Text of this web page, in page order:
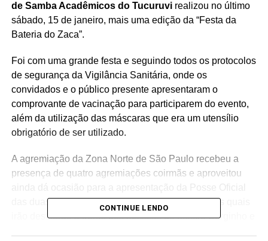
de Samba Acadêmicos do Tucuruvirealizou no último
sábado, 15 de janeiro, mais uma edição da “Festa da
Bateria do Zaca”.
Foi com uma grande festa e seguindo todos os protocolos
de segurança da Vigilância Sanitária, onde os
convidados e o público presente apresentaram o
comprovante de vacinação para participarem do evento,
além da utilização das máscaras que era um utensílio
obrigatório de ser utilizado.
A agremiação da Zona Norte de São Paulo recebeu a
presença de quatro agremiações coirmãs e aproveitou
das duas novas integrantes da corte da bateria, as quais
irão desfilarão à frente dos ritmistas do Mestre Serginho e
CONTINUE LENDO